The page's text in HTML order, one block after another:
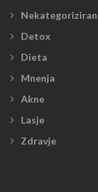
Detox
Dieta
Mnenja
Akne
Lasje
Zdravje